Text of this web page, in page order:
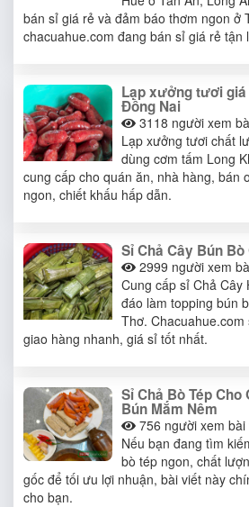
bán sỉ giá rẻ và đảm báo thơm ngon ở
chacuahue.com đang bán sỉ giá rẻ tận
Lạp xưởng tươi
Đồng Nai
3118 người xem
Lạp xưởng tươi chất
dùng cơm tấm Long
cung cấp cho quán ăn, nhà hàng, bán
ngon, chiết khấu hấp dẫn.
Sỉ Chả Cây Bún Bò
2999 người xem
Cung cấp sỉ Chả Cây
đáo làm topping bún
Thơ.
giao hàng nhanh, giá sỉ tốt nhất.
Sỉ Chả Bò Tép Cho
Bún Mắm Nêm
756 người xem bài
Nếu bạn đang tìm
bò tép ngon, chất
gốc để tối ưu lợi nhuận, bài viết này
cho bạn.